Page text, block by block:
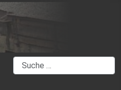
Suchen